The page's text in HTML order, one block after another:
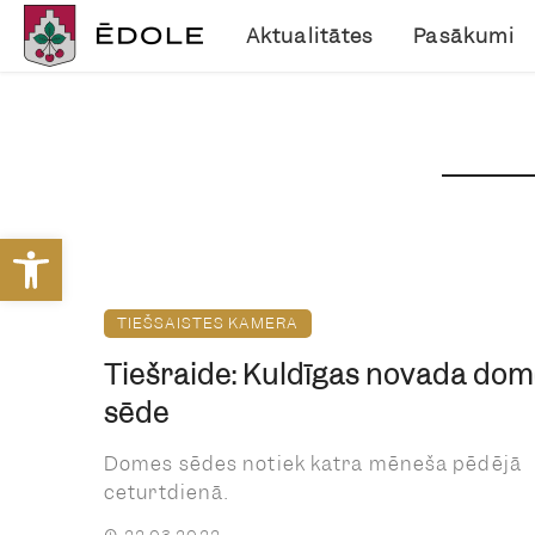
Open toolbar
Aktualitātes Pasākumi
TIEŠSAISTES KAMERA
Tiešraide: Kuldīgas novada
sēde
Domes sēdes notiek katra mēneša pēdējā
ceturtdienā.